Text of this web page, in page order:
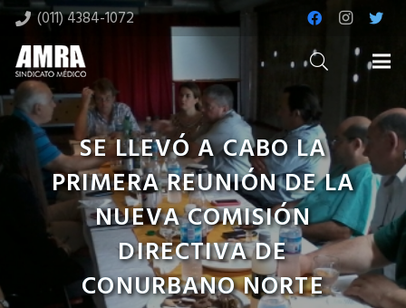
(011) 4384-1072
SE LLEVÓ A CABO LA
PRIMERA REUNIÓN DE LA
NUEVA COMISIÓN
DIRECTIVA DE
CONURBANO NORTE